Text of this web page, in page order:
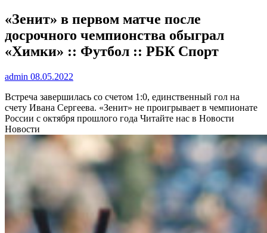
«Зенит» в первом матче после
досрочного чемпионства обыграл
«Химки» :: Футбол :: РБК Спорт
admin 08.05.2022
Встреча завершилась со счетом 1:0, единственный гол на
счету Ивана Сергеева. «Зенит» не проигрывает в чемпионате
России с октября прошлого года Читайте нас в Новости
Новости